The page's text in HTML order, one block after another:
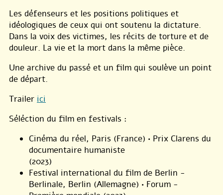
Les défenseurs et les positions politiques et
idéologiques de ceux qui ont soutenu la dictature.
Dans la voix des victimes, les récits de torture et de
douleur. La vie et la mort dans la même pièce.
Une archive du passé et un film qui soulève un point
de départ.
Trailer ici
Séléction du film en festivals :
Cinéma du réel, Paris (France) • Prix Clarens du
documentaire humaniste
(2023)
Festival international du film de Berlin -
Berlinale, Berlin (Allemagne) • Forum -